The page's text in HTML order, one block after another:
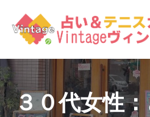
ン
テ
ツ
へ
ス
キ
３０代女性